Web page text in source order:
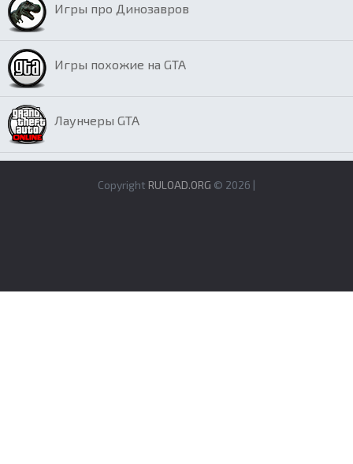
Игры про Динозавров
Игры похожие на GTA
Лаунчеры GTA
Copyright RULOAD.ORG © 2026 |